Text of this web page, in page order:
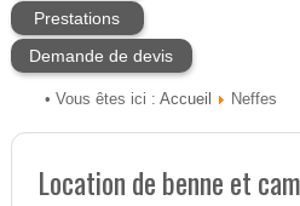
Prestations
Demande de devis
• Vous êtes ici : Accueil Neffes
Location de benne et